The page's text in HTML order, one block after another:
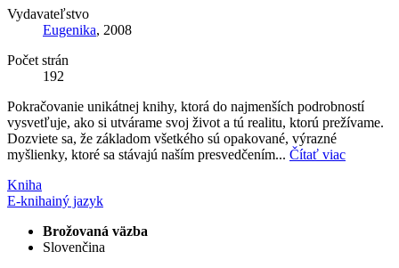
Vydavateľstvo
Eugenika, 2008
Počet strán
192
Pokračovanie unikátnej knihy, ktorá do najmenších podrobností
vysvetľuje, ako si utvárame svoj život a tú realitu, ktorú prežívame.
Dozviete sa, že základom všetkého sú opakované, výrazné
myšlienky, ktoré sa stávajú naším presvedčením... Čítať viac
Kniha
E-knihainý jazyk
Brožovaná väzba
Slovenčina